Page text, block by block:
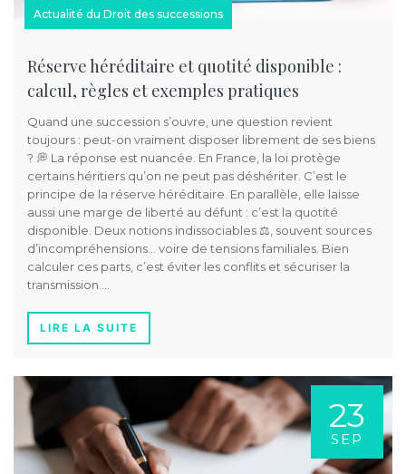
Actualité du Droit des successions
Réserve héréditaire et quotité disponible :
calcul, règles et exemples pratiques
Quand une succession s’ouvre, une question revient
toujours : peut-on vraiment disposer librement de ses biens
? 💭 La réponse est nuancée. En France, la loi protège
certains héritiers qu’on ne peut pas déshériter. C’est le
principe de la réserve héréditaire. En parallèle, elle laisse
aussi une marge de liberté au défunt : c’est la quotité
disponible. Deux notions indissociables ⚖️, souvent sources
d’incompréhensions… voire de tensions familiales. Bien
calculer ces parts, c’est éviter les conflits et sécuriser la
transmission….
LIRE LA SUITE
23
SEP